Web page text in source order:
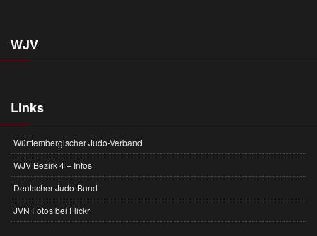
WJV
Links
Württembergischer Judo-Verband
WJV Bezirk 4 – Infos
Deutscher Judo-Bund
JVN Fotos bei Flickr